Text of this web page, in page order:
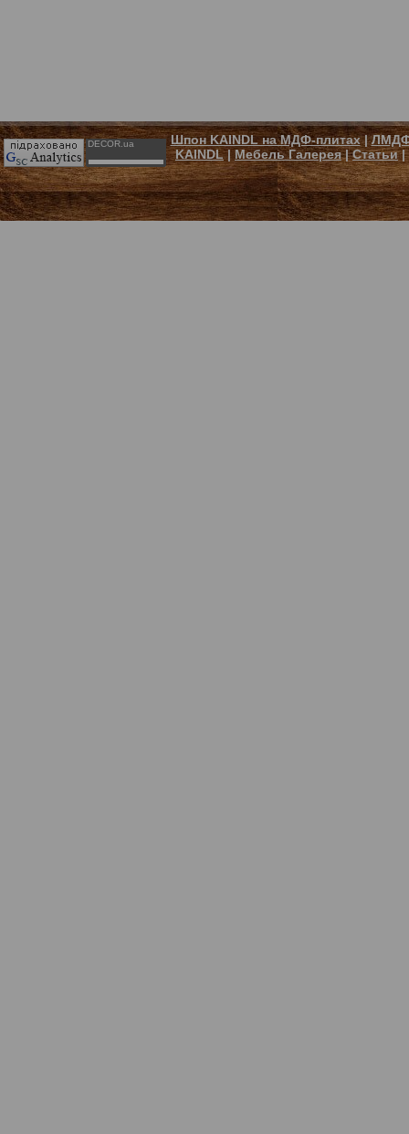
DECOR.ua Шпон KAINDL на МДФ-плитах|ЛМДФ
KAINDL| Мебель Галерея|Статьи|